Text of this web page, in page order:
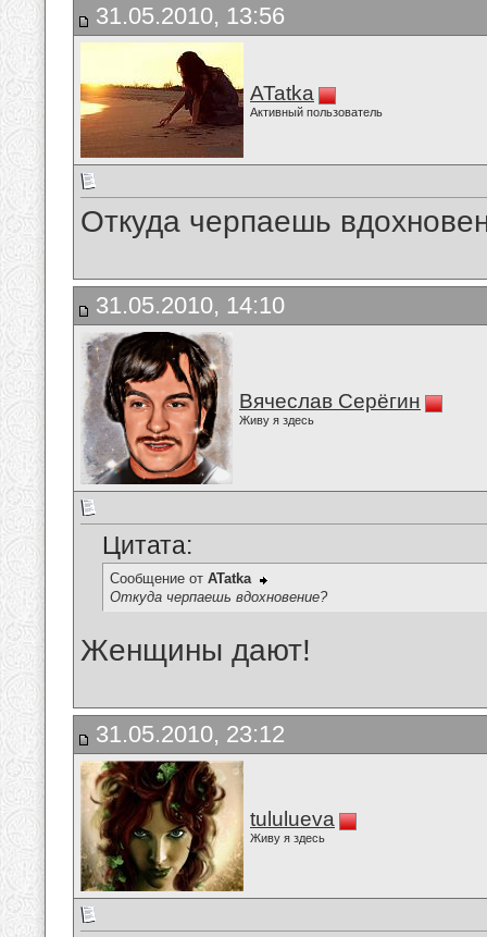
31.05.2010, 13:56
ATatka
Активный пользователь
Откуда черпаешь
31.05.2010, 14:10
Вячеслав Серёгин
Живу я здесь
Цитата:
Сообщение от ATatka
Откуда черпаешь вдохновение?
Женщины дают!
31.05.2010, 23:12
tululueva
Живу я здесь